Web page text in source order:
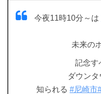
今夜11時10分～は
未来の
記念
ダウン
知られる #尼崎市